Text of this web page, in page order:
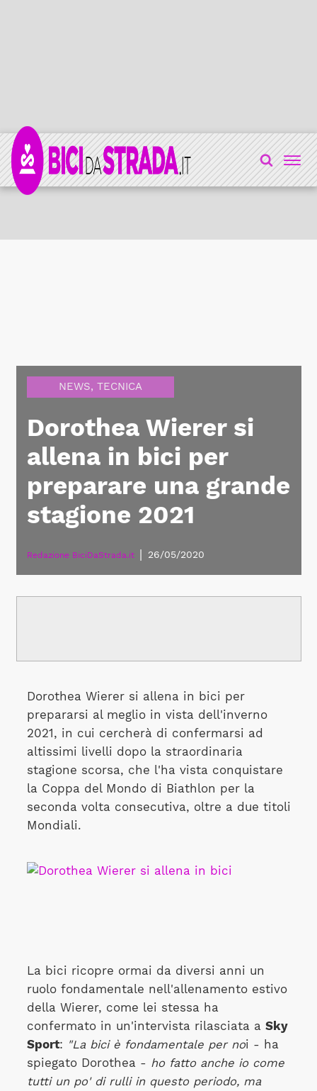
NEWS, TECNICA
Dorothea Wierer si
allena in bici per
preparare una grande
stagione 2021
Redazione BiciDaStrada.it 26/05/2020
Dorothea Wierer si allena in bici per
prepararsi al meglio in vista dell'inverno
2021, in cui cercherà di confermarsi ad
altissimi livelli dopo la straordinaria
stagione scorsa, che l'ha vista conquistare
la Coppa del Mondo di Biathlon per la
seconda volta consecutiva, oltre a due titoli
Mondiali.
La bici ricopre ormai da diversi anni un
ruolo fondamentale nell'allenamento estivo
della Wierer, come lei stessa ha
confermato in un'intervista rilasciata a Sky
Sport: "La bici è fondamentale per noi - ha
spiegato Dorothea - ho fatto anche io come
tutti un po' di rulli in questo periodo, ma